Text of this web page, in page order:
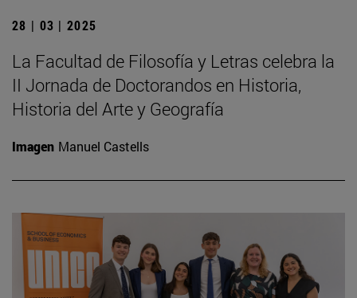
28 | 03 | 2025
La Facultad de Filosofía y Letras celebra la
II Jornada de Doctorandos en Historia,
Historia del Arte y Geografía
Imagen Manuel Castells